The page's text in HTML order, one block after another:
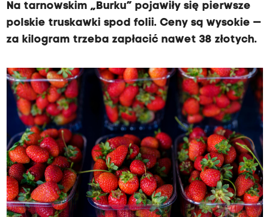
Na tarnowskim „Burku” pojawiły się pierwsze
polskie truskawki spod folii. Ceny są wysokie —
za kilogram trzeba zapłacić nawet 38 złotych.